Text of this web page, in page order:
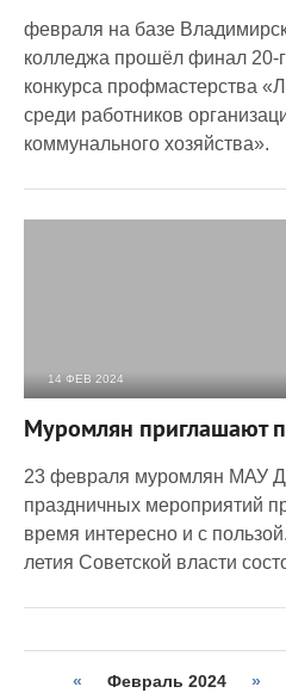
февраля на базе
колледжа прошёл финал 20-
конкурса профмастерства
среди работников
коммунального хозяйства».
14 ФЕВ 2024
Муромлян приглашают
23 февраля муромлян МАУ
праздничных мероприятий
время интересно и с
летия Советской власти
« Февраль 2024 »